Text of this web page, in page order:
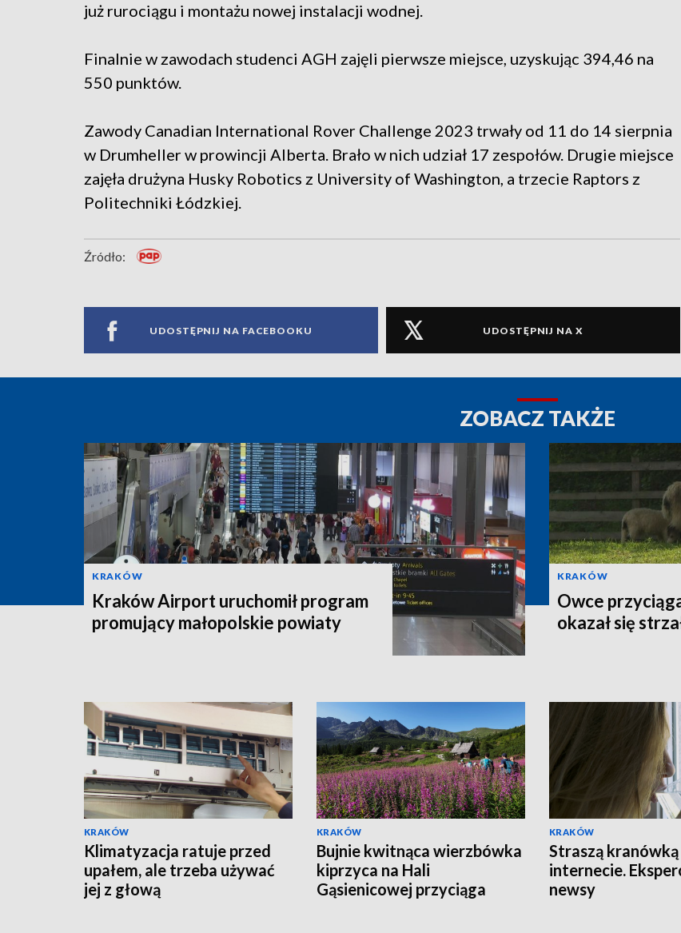
już rurociągu i montażu nowej instalacji wodnej.
Finalnie w zawodach studenci AGH zajęli pierwsze miejsce, uzyskując 394,46 na
550 punktów.
Zawody Canadian International Rover Challenge 2023 trwały od 11 do 14 sierpnia
w Drumheller w prowincji Alberta. Brało w nich udział 17 zespołów. Drugie miejsce
zajęła drużyna Husky Robotics z University of Washington, a trzecie Raptors z
Politechniki Łódzkiej.
Źródło:
UDOSTĘPNIJ NA FACEBOOKU UDOSTĘPNIJ NA X
ZOBACZ TAKŻE
KRAKÓW
Kraków Airport uruchomił program
promujący małopolskie powiaty
KRAKÓW
Owce
okazał się
KRAKÓW
Klimatyzacja ratuje przed
upałem, ale trzeba używać
jej z głową
KRAKÓW
Bujnie kwitnąca wierzbówka
kiprzyca na Hali
Gąsienicowej przyciąga
KRAKÓW
Straszą
internecie.
newsy